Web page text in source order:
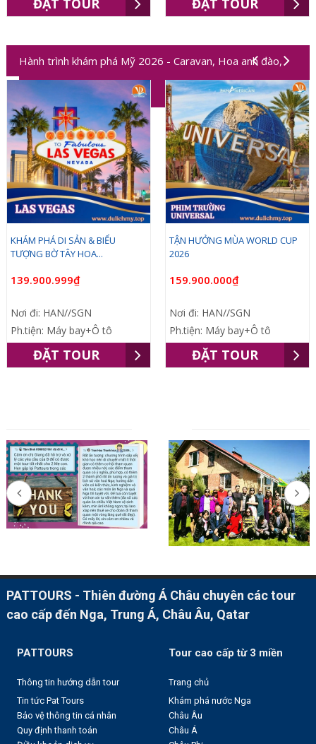
ĐẶT TOUR ĐẶT TOUR
Hành trình khám phá Mỹ 2026 - Caravan, Hoa anh đào,
Worldcup 2026
KHÁM PHÁ DI SẢN & BIỂU
TƯỢNG BỜ TÂY HOA...
139.900.999₫
Nơi đi: HAN//SGN
Ph.tiện: Máy bay+Ô tô
ĐẶT TOUR
TẬN HƯỞNG MÙA WORLD CUP
2026
159.900.000₫
Nơi đi: HAN//SGN
Ph.tiện: Máy bay+Ô tô
ĐẶT TOUR
PATTOURS - Thiên đường Á Châu chuyên các tour
cao cấp đến Nga, Trung Á, Châu Âu, Qatar
PATTOURS
Thông tin hướng dẫn tour
Tin tức Pat Tours
Bảo vệ thông tin cá nhân
Quy định thanh toán
Tour cao cấp từ 3 miền
Trang chủ
Khám phá nước Nga
Châu Âu
Châu Á